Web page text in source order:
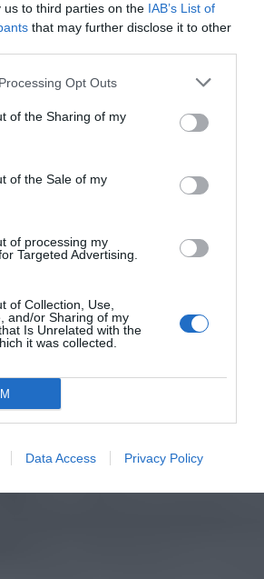
us to third parties on the IAB’s List of
that may further disclose it to other
Opt Outs
of the Sharing of my
of the Sale of my
of processing my
Targeted Advertising.
of Collection, Use,
and/or Sharing of my
Is Unrelated with the
it was collected.
Data Access Privacy Policy